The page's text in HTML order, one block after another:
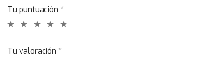
Tu puntuación *
Tu valoración *